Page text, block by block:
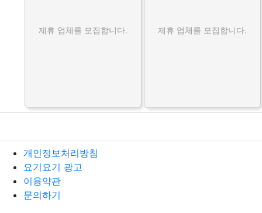
제휴 업체를 모집합니다. 제휴 업체를 모집합니다.
개인정보처리방침
요기요기 광고
이용약관
문의하기